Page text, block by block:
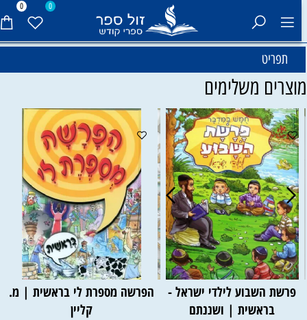
0 0
תפריט
משלימים
פרשת השבוע לילדי ישראל -
בראשית | ושננתם
הפרשה מספרת לי בראשית | מ.
קליין